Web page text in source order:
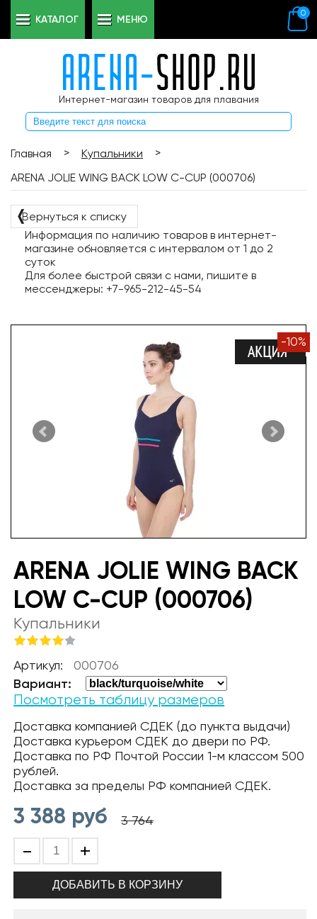
Интернет-магазин товаров для плавания
0
КАТАЛОГ МЕНЮ
Главная > Купальники
>
ARENA JOLIE WING BACK LOW C-CUP (000706)
❬Вернуться к списку
Информация по наличию товаров в интернет-
магазине обновляется с интервалом от 1 до 2
суток
Для более быстрой связи с нами, пишите в
мессенджеры: +7-965-212-45-54
-10%
ARENA JOLIE WING BACK
LOW C-CUP (000706)
Купальники
Артикул: 000706
Вариант:
Посмотреть таблицу размеров
Доставка компанией СДЕК (до пункта выдачи)
Доставка курьером СДЕК до двери по РФ.
Доставка по РФ Почтой России 1-м классом 500
рублей.
Доставка за пределы РФ компанией СДЕК.
3 388 руб 3 764
- +